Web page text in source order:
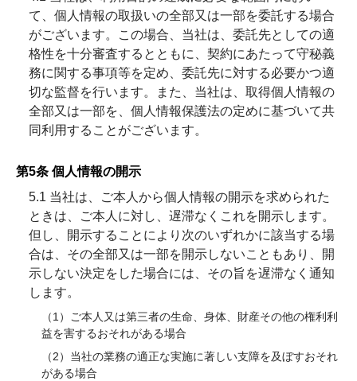
て、個人情報の取扱いの全部又は一部を委託する場合
がございます。この場合、当社は、委託先としての適
格性を十分審査するとともに、契約にあたって守秘義
務に関する事項等を定め、委託先に対する必要かつ適
切な監督を行います。また、当社は、取得個人情報の
全部又は一部を、個人情報保護法の定めに基づいて共
同利用することがございます。
第5条 個人情報の開示
5.1 当社は、ご本人から個人情報の開示を求められた
ときは、ご本人に対し、遅滞なくこれを開示します。
但し、開示することにより次のいずれかに該当する場
合は、その全部又は一部を開示しないこともあり、開
示しない決定をした場合には、その旨を遅滞なく通知
します。
（1）ご本人又は第三者の生命、身体、財産その他の権利利
益を害するおそれがある場合
（2）当社の業務の適正な実施に著しい支障を及ぼすおそれ
がある場合